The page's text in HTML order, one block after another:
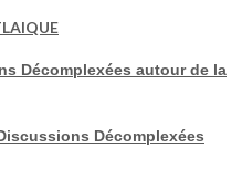
Décomplexées autour de la
Décomplexées